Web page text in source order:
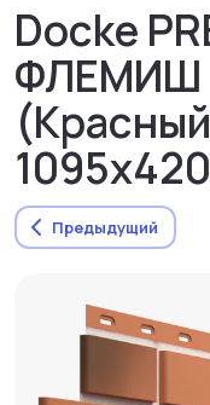
Docke
ФЛЕМИШ
Предыдущий